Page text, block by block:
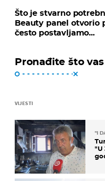
Što je stvarno
Beauty panel otvorio
često postavljamo...
Pronađite što
VIJESTI
"I
"U